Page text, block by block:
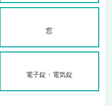
窓
電子錠・電気錠